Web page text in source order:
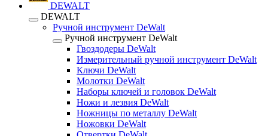
DEWALT
DEWALT
Ручной инструмент DeWalt
Ручной инструмент DeWalt
Гвоздодеры DeWalt
Измерительный ручной инструмент DeWalt
Ключи DeWalt
Молотки DeWalt
Наборы ключей и головок DeWalt
Ножи и лезвия DeWalt
Ножницы по металлу DeWalt
Ножовки DeWalt